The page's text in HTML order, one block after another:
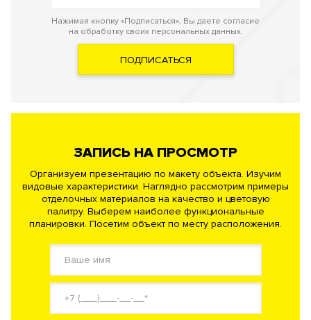
Нажимая кнопку «Подписаться», Вы даете согласие
на обработку своих персональных данных.
ПОДПИСАТЬСЯ
ЗАПИСЬ НА ПРОСМОТР
Организуем презентацию по макету объекта. Изучим
видовые характеристики. Наглядно рассмотрим примеры
отделочных материалов на качество и цветовую
палитру. Выберем наиболее функциональные
планировки. Посетим объект по месту расположения.